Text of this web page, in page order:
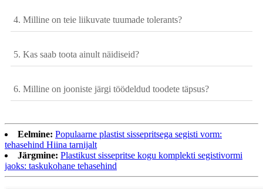
4. Milline on teie liikuvate tuumade tolerants?
5. Kas saab toota ainult näidiseid?
6. Milline on jooniste järgi töödeldud toodete täpsus?
Eelmine: Populaarne plastist sissepritsega segisti vorm:
tehasehind Hiina tarnijalt
Järgmine: Plastikust sissepritse kogu komplekti segistivormi
jaoks: taskukohane tehasehind